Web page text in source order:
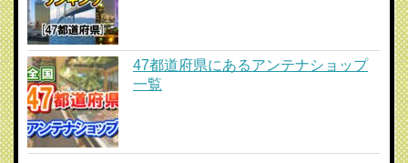
47都道府県にあるアンテナショップ
一覧